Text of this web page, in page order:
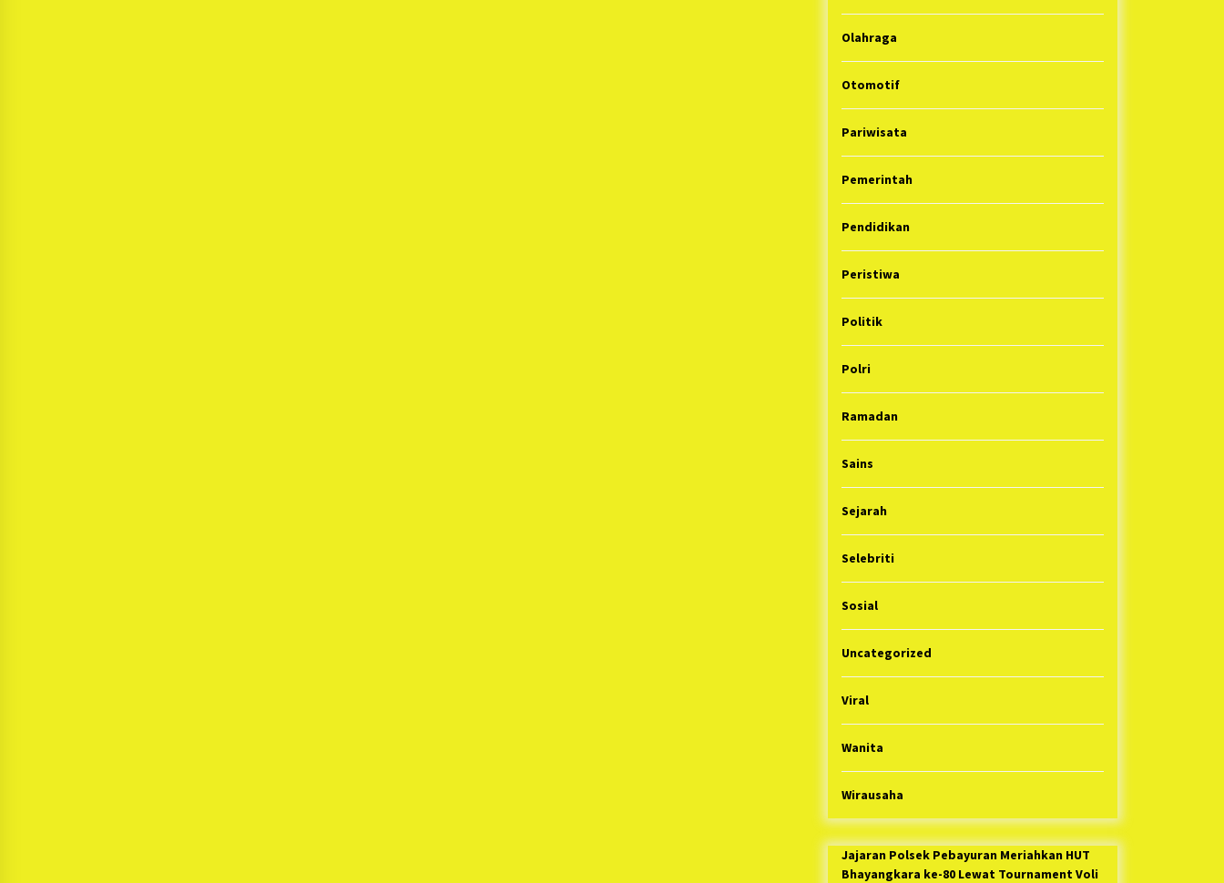
Olahraga
Otomotif
Pariwisata
Pemerintah
Pendidikan
Peristiwa
Politik
Polri
Ramadan
Sains
Sejarah
Selebriti
Sosial
Uncategorized
Viral
Wanita
Wirausaha
Jajaran Polsek Pebayuran Meriahkan HUT
Bhayangkara ke-80 Lewat Tournament Voli